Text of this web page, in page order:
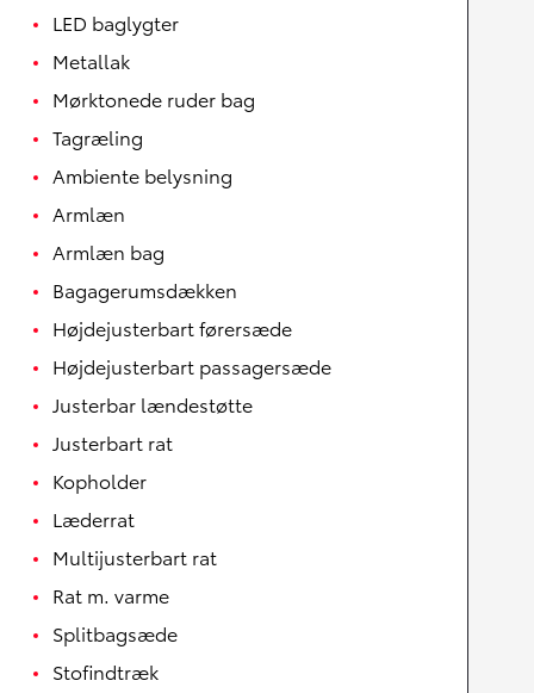
LED baglygter
Metallak
Mørktonede ruder bag
Tagræling
Ambiente belysning
Armlæn
Armlæn bag
Bagagerumsdækken
Højdejusterbart førersæde
Højdejusterbart passagersæde
Justerbar lændestøtte
Justerbart rat
Kopholder
Læderrat
Multijusterbart rat
Rat m. varme
Splitbagsæde
Stofindtræk